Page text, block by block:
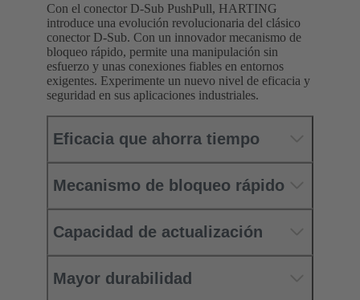
Con el conector D-Sub PushPull, HARTING
introduce una evolución revolucionaria del clásico
conector D-Sub. Con un innovador mecanismo de
bloqueo rápido, permite una manipulación sin
esfuerzo y unas conexiones fiables en entornos
exigentes. Experimente un nuevo nivel de eficacia y
seguridad en sus aplicaciones industriales.
Eficacia que ahorra tiempo
Mecanismo de bloqueo rápido
Capacidad de actualización
Mayor durabilidad